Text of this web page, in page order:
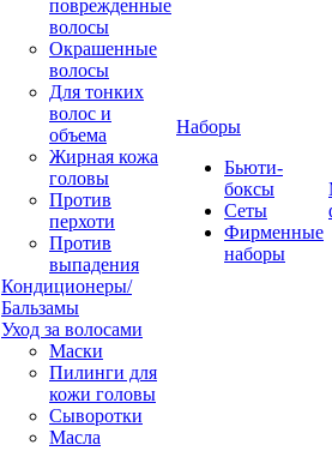
поврежденные
волосы
Окрашенные
волосы
Для тонких
волос и
объема
Жирная кожа
головы
Против
перхоти
Против
выпадения
Кондиционеры/
Бальзамы
Уход за волосами
Маски
Пилинги для
кожи головы
Сыворотки
Масла
Наборы
Бьюти-
боксы
Сеты
Фирменные
наборы